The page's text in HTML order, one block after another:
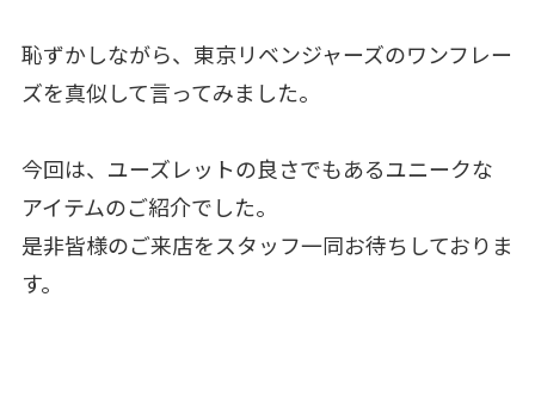
恥ずかしながら、東京リベンジャーズのワンフレー
ズを真似して言ってみました。
今回は、ユーズレットの良さでもあるユニークな
アイテムのご紹介でした。
是非皆様のご来店をスタッフ一同お待ちしておりま
す。